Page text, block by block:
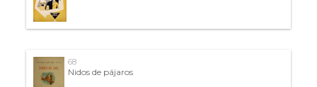
68
Nidos de pájaros